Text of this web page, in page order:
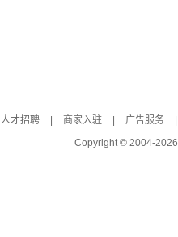
人才招聘 商家入驻 广告服务
Copyright © 2004-2026